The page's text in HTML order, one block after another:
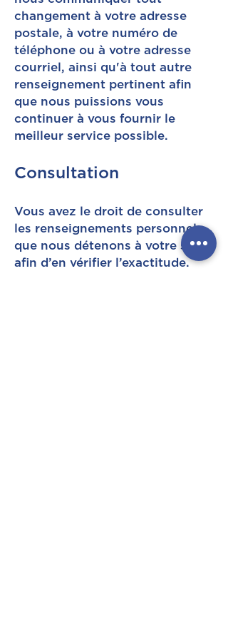
changement à votre adresse
postale, à votre numéro de
téléphone ou à votre adresse
courriel, ainsi qu'à tout autre
renseignement pertinent afin
que nous puissions vous
continuer à vous fournir le
meilleur service possible.
Consultation
Vous avez le droit de consulter
les renseignements personnels
que nous détenons à votre sujet
afin d’en vérifier l’exactitude.